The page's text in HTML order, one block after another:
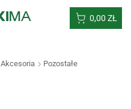
0,00 ZŁ
Akcesoria Pozostałe